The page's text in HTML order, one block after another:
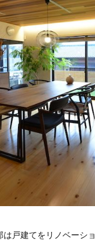
戸建てをリノベーシ